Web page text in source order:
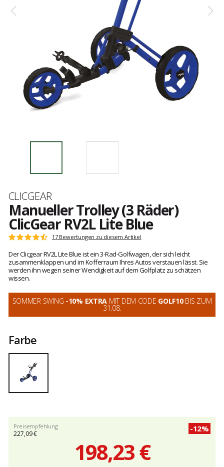
Marke
CLICGEAR
Manueller Trolley (3 Räder)
ClicGear RV2L Lite Blue
Kundenbewertungen
Note:
von
5
17 Bewertungen zu diesem Artikel
Der Clicgear RV2L Lite Blue ist ein 3-Rad-Golfwagen, der sich leicht
zusammenklappen und im Kofferraum Ihres Autos verstauen lässt. Sie
werden ihn wegen seiner Wendigkeit auf dem Golfplatz zu schätzen
wissen.
SOMMER SWING -10% EXTRA MIT DEM CODE GOLF10BIS ZUM
31.08.
Farbe
Preisempfehlung
227,09 €
-12%
198,23 €